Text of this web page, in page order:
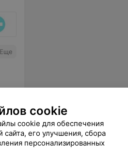
Еще
cookie
cookie для обеспечения
сайта, его улучшения, сбора
персонализированных